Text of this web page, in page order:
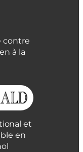
contre
à la
et
en